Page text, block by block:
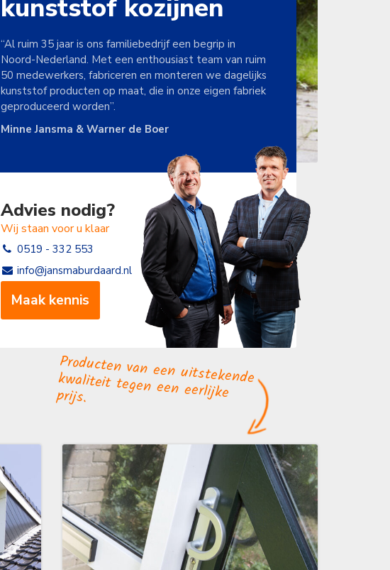
kunststof kozijnen
“Al ruim 35 jaar is ons familiebedrijf een begrip in
Noord-Nederland. Met een enthousiast team van ruim
50 medewerkers, fabriceren en monteren we dagelijks
kunststof producten op maat, die in onze eigen fabriek
geproduceerd worden”.
Minne Jansma & Warner de Boer
Advies nodig?
Wij staan voor u klaar
0519 - 332 553
info@jansmaburdaard.nl
Maak kennis
Producten van een uitstekende kwaliteit tegen een eerlijke
prijs.